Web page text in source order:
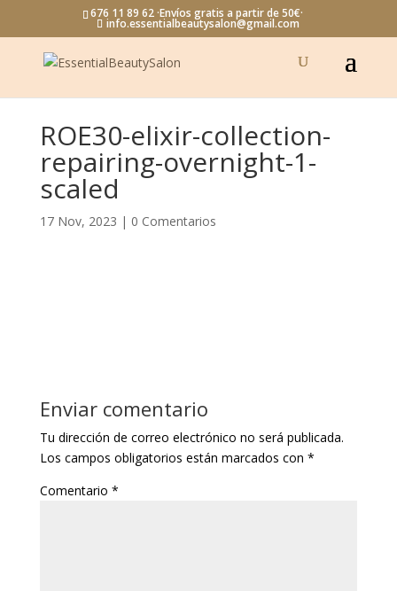
676 11 89 62 ·Envíos gratis a partir de 50€·
info.essentialbeautysalon@gmail.com
ROE30-elixir-collection-
repairing-overnight-1-
scaled
17 Nov, 2023 | 0 Comentarios
Enviar comentario
Tu dirección de correo electrónico no será publicada.
Los campos obligatorios están marcados con *
Comentario *